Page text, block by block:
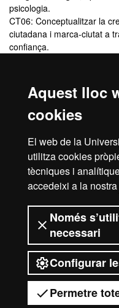
Aquest lloc
cookies
El web de la
utilitza cookies
tècniques i
accedeixi a la nostra
Només
necessari
Configurar
Permetre
psicologia.
CT06: Conceptualitzar la
ciutadana i marca-ciutat a
confiança.
CT08: Gestionar el temps
planificar tasques a curt,
Títol que s'obté
Diploma d'Especialització
Inici Avís legal
Sobre el web
2026